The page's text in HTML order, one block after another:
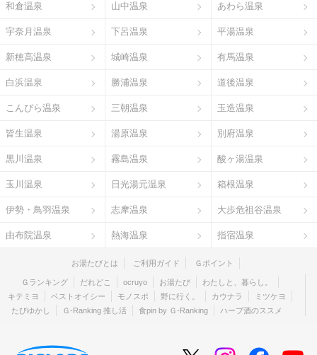
和倉温泉 山中温泉 あわら温泉
宇奈月温泉 下呂温泉 平湯温泉
新穂高温泉 城崎温泉 有馬温泉
白浜温泉 勝浦温泉 道後温泉
こんぴら温泉 三朝温泉 玉造温泉
皆生温泉 湯原温泉 別府温泉
黒川温泉 霧島温泉 酸ヶ湯温泉
玉川温泉 日光湯元温泉 箱根温泉
伊勢・鳥羽温泉 志摩温泉 大歩危祖谷温泉
由布院温泉 熱海温泉 指宿温泉
お湯たびとは ご利用ガイド Ｇポイント
Ｇランキング だれどこ ocruyo お湯たび
わたしと、暮らし。
キテミヨ
ベストオイシー モノスポ 野に行く。 カウナラ
ミツケヨ
たびゆかし
Ｇ-Ranking 推し活 食pin by Ｇ-Ranking ハーブ酒のススメ